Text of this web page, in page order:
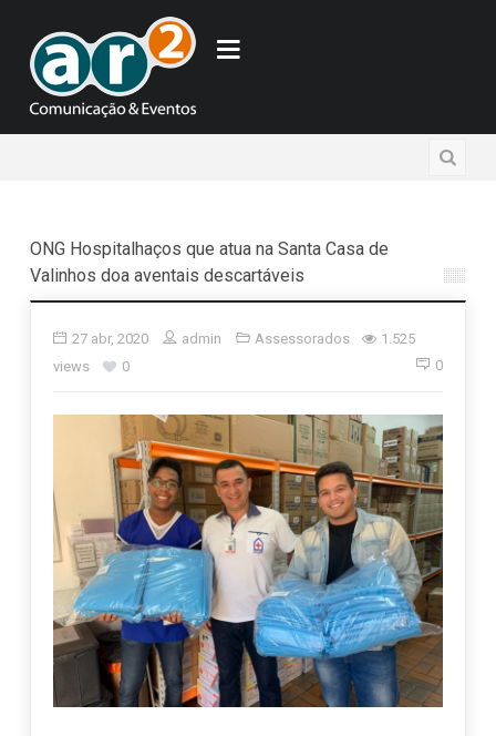
ONG Hospitalhaços que atua na Santa Casa de
Valinhos doa aventais descartáveis
27 abr, 2020 admin Assessorados
1.525
views
0 0